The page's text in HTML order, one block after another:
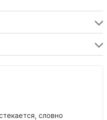
словно